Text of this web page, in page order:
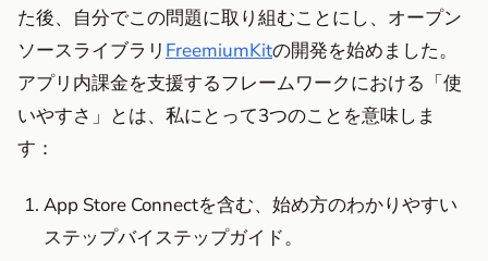
た後、自分でこの問題に取り組むことにし、オープン
ソースライブラリ FreemiumKitの開発を始めました。
アプリ内課金を支援するフレームワークにおける「使
いやすさ」とは、私にとって3つのことを意味しま
す：
App Store Connectを含む、始め方のわかりやすい
ステップバイステップガイド。